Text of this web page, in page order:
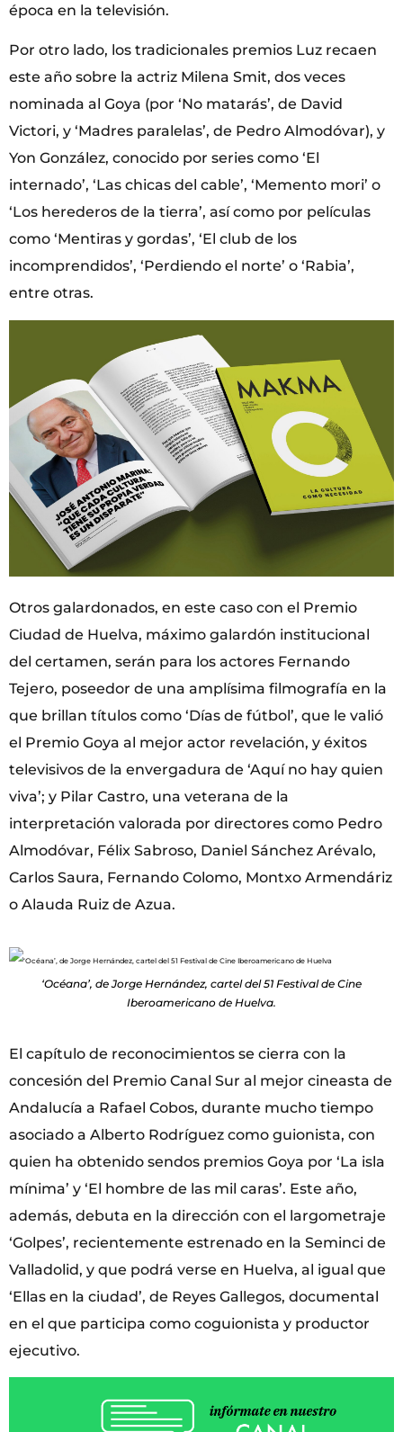
época en la televisión.
Por otro lado, los tradicionales premios Luz recaen
este año sobre la actriz Milena Smit, dos veces
nominada al Goya (por ‘No matarás’, de David
Victori, y ‘Madres paralelas’, de Pedro Almodóvar), y
Yon González, conocido por series como ‘El
internado’, ‘Las chicas del cable’, ‘Memento mori’ o
‘Los herederos de la tierra’, así como por películas
como ‘Mentiras y gordas’, ‘El club de los
incomprendidos’, ‘Perdiendo el norte’ o ‘Rabia’,
entre otras.
Otros galardonados, en este caso con el Premio
Ciudad de Huelva, máximo galardón institucional
del certamen, serán para los actores Fernando
Tejero, poseedor de una amplísima filmografía en la
que brillan títulos como ‘Días de fútbol’, que le valió
el Premio Goya al mejor actor revelación, y éxitos
televisivos de la envergadura de ‘Aquí no hay quien
viva’; y Pilar Castro, una veterana de la
interpretación valorada por directores como Pedro
Almodóvar, Félix Sabroso, Daniel Sánchez Arévalo,
Carlos Saura, Fernando Colomo, Montxo Armendáriz
o Alauda Ruiz de Azua.
‘Océana’, de Jorge Hernández, cartel del 51 Festival de Cine
Iberoamericano de Huelva.
El capítulo de reconocimientos se cierra con la
concesión del Premio Canal Sur al mejor cineasta de
Andalucía a Rafael Cobos, durante mucho tiempo
asociado a Alberto Rodríguez como guionista, con
quien ha obtenido sendos premios Goya por ‘La isla
mínima’ y ‘El hombre de las mil caras’. Este año,
además, debuta en la dirección con el largometraje
‘Golpes’, recientemente estrenado en la Seminci de
Valladolid, y que podrá verse en Huelva, al igual que
‘Ellas en la ciudad’, de Reyes Gallegos, documental
en el que participa como coguionista y productor
ejecutivo.